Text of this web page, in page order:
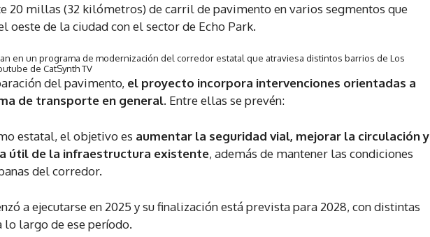
20 millas (32 kilómetros) de carril de pavimento en varios segmentos que
oeste de la ciudad con el sector de Echo Park.
en un programa de modernización del corredor estatal que atraviesa distintos barrios de Los
de CatSynth TV
del pavimento, el proyecto incorpora intervenciones orientadas a
de transporte en general. Entre ellas se prevén:
estatal, el objetivo es aumentar la seguridad vial, mejorar la circulación y
útil de la infraestructura existente, además de mantener las condiciones
del corredor.
a ejecutarse en 2025 y su finalización está prevista para 2028, con distintas
lo largo de ese período.